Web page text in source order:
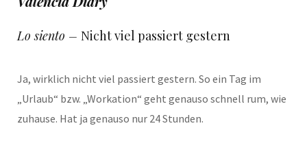
Lo siento – Nicht viel passiert gestern
Ja, wirklich nicht viel passiert gestern. So ein Tag im
„Urlaub“ bzw. „Workation“ geht genauso schnell rum, wie
zuhause. Hat ja genauso nur 24 Stunden.